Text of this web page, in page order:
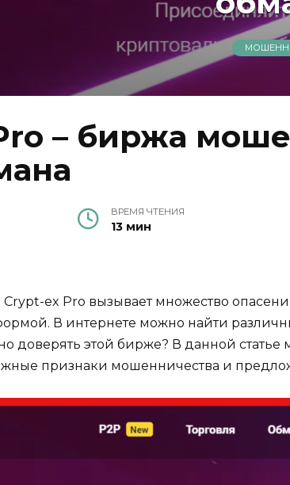
– биржа
ВРЕМЯ ЧТЕНИЯ
13 мин
ex Pro вызывает множество
В интернете можно найти
доверять этой бирже? В данной
признаки мошенничества и